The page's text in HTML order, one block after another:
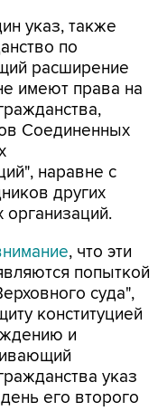
указ, также
по
расширение
имеют права на
Соединенных
наравне с
других
, что эти
попыткой
суда",
конституцией
и
указ
его второго